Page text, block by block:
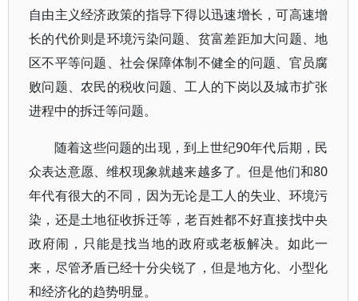
自由主义经济政策的指导下得以迅速增长，可高速增
长的代价则是环境污染问题、贫富差距加大问题、地
区不平等问题、社会保障体制不健全的问题、官员腐
败问题、农民的税收问题、工人的下岗以及城市扩张
进程中的拆迁等问题。
随着这些问题的出现，到上世纪90年代后期，民
众表达意愿、维权现象就越来越多了。但是他们和80
年代有很大的不同，因为无论是工人的失业、环境污
染，还是土地征收拆迁等，老百姓都不好直接找中央
政府闹，只能是找当地的政府或老板解决。如此一
来，尽管矛盾已经十分尖锐了，但是地方化、小型化
和经济化的趋势明显。